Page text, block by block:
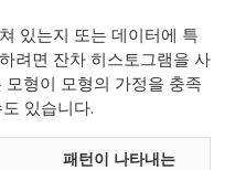
있는지 또는 데이터에 특
려면 잔차 히스토그램을 사
형이 모형의 가정을 충족
있습니다.
패턴이 나타내는